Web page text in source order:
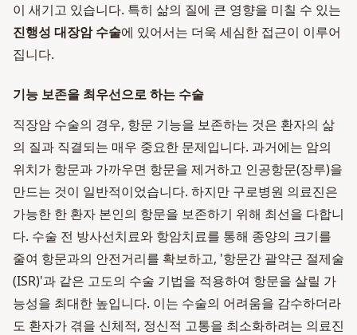
이 새기고 있습니다. 특히 삶의 질에 큰 영향을 미칠 수 있는
진행성 대장암 수술에 있어서는 더욱 세심한 접근이 이루어
집니다.
기능 보존을 최우선으로 하는 수술
직장암 수술의 경우, 항문 기능을 보존하는 것은 환자의 삶
의 질과 직결되는 매우 중요한 문제입니다. 과거에는 암의
위치가 항문과 가까우면 항문을 제거하고 인공항문(장루)을
만드는 것이 일반적이었습니다. 하지만 구로병원 의료진은
가능한 한 환자 본인의 항문을 보존하기 위해 최선을 다합니
다. 수술 전 방사선치료와 항암치료를 통해 종양의 크기를
줄여 항문과의 안전거리를 확보하고, '항문간 괄약근 절제술
(ISR)'과 같은 고도의 수술 기법을 적용하여 항문을 살릴 가
능성을 최대한 높입니다. 이는 수술의 어려움을 감수하더라
도 환자가 겪을 신체적, 정신적 고통을 최소화하려는 의료진